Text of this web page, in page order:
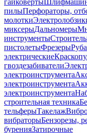
гайковерты
пилыПерфораторы,
молотки
миксерыДальномеры
инструменты
пистолетыФрезеры
электрические
гвоздезабиватели
электроинструмента
электроинструмента
электроинструмента
строительная техника
тельферыТакелаж
вибраторыБензорезы,
буренияЗатирочные